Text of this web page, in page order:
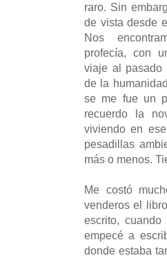
raro. Sin
de vista desde
Nos
profecía, con
viaje al pasado
de la
se me fue un
recuerdo la
viviendo en
pesadillas
más o menos.
Me costó
venderos el
escrito,
empecé a
donde estaba